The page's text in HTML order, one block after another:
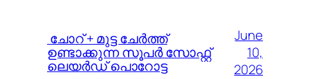
️ ചോറ് + മുട്ട ചേർത്ത്
ഉണ്ടാക്കുന്ന സൂപർ സോഫ്റ്റ്
ലെയർഡ് പൊറോട്ട
June
10,
2026